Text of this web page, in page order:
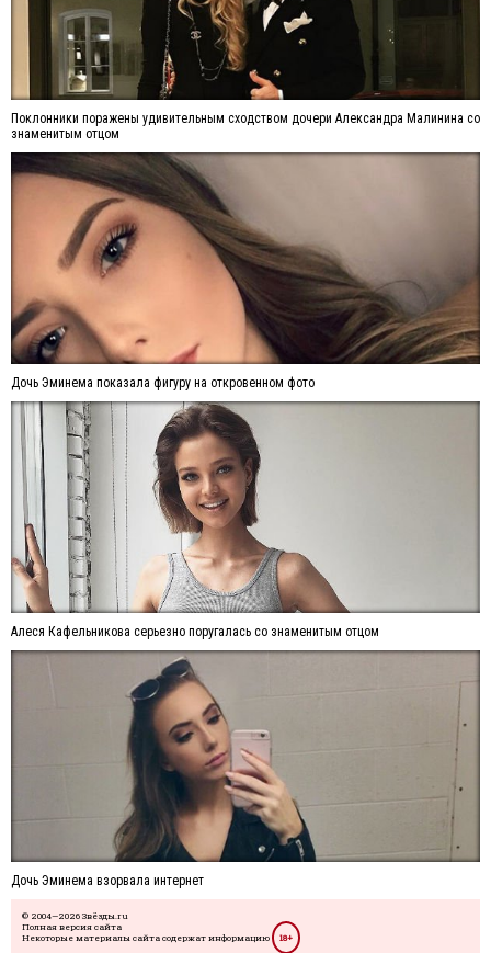
Поклонники поражены удивительным сходством дочери Александра Малинина со
знаменитым отцом
Дочь Эминема показала фигуру на откровенном фото
Алеся Кафельникова серьезно поругалась со знаменитым отцом
Дочь Эминема взорвала интернет
© 2004—2026 Звёзды.ru
Полная версия сайта
Некоторые материалы сайта содержат информацию
18+